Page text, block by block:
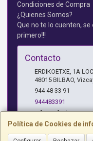
Política de Cookies de
Condiciones de Compra
¿Quienes Somos?
Que no te lo cuenten, se
primero!!!
Contacto
ERDIKOETXE, 1A
48015 BILBAO,
944 48 33 91
944483391
info@infoplanet.es